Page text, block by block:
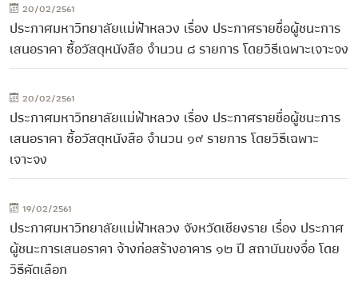
20/02/2561
ประกาศมหาวิทยาลัยแม่ฟ้าหลวง เรื่อง ประกาศรายชื่อผู้ชนะการ
เสนอราคา ซื้อวัสดุหนังสือ จำนวน ๘ รายการ โดยวิธีเฉพาะเจาะจง
20/02/2561
ประกาศมหาวิทยาลัยแม่ฟ้าหลวง เรื่อง ประกาศรายชื่อผู้ชนะการ
เสนอราคา ซื้อวัสดุหนังสือ จำนวน ๑๙ รายการ โดยวิธีเฉพาะ
เจาะจง
19/02/2561
ประกาศมหาวิทยาลัยแม่ฟ้าหลวง จังหวัดเชียงราย เรื่อง ประกาศ
ผู้ชนะการเสนอราคา จ้างก่อสร้างอาคาร ๑๒ ปี สถาบันขงจื่อ โดย
วิธีคัดเลือก